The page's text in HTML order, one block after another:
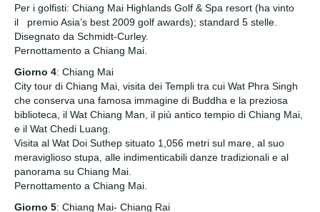
Per i golfisti: Chiang Mai Highlands Golf & Spa resort (ha vinto
il premio Asia’s best 2009 golf awards); standard 5 stelle.
Disegnato da Schmidt-Curley.
Pernottamento a Chiang Mai.
Giorno 4: Chiang Mai
City tour di Chiang Mai, visita dei Templi tra cui Wat Phra Singh
che conserva una famosa immagine di Buddha e la preziosa
biblioteca, il Wat Chiang Man, il più antico tempio di Chiang Mai,
e il Wat Chedi Luang.
Visita al Wat Doi Suthep situato 1,056 metri sul mare, al suo
meraviglioso stupa, alle indimenticabili danze tradizionali e al
panorama su Chiang Mai.
Pernottamento a Chiang Mai.
Giorno 5: Chiang Mai- Chiang Rai